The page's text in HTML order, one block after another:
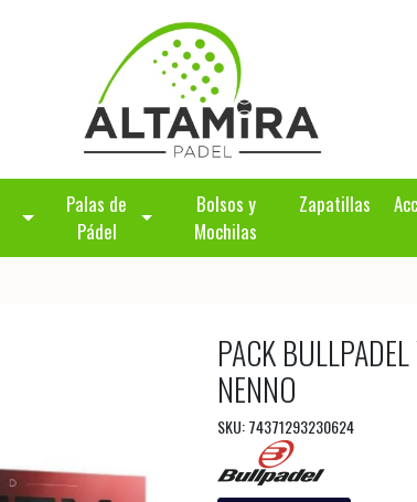
Palas de
Pádel
Bolsos y
Mochilas
Zapatillas
PACK
NENNO
SKU: 74371293230624